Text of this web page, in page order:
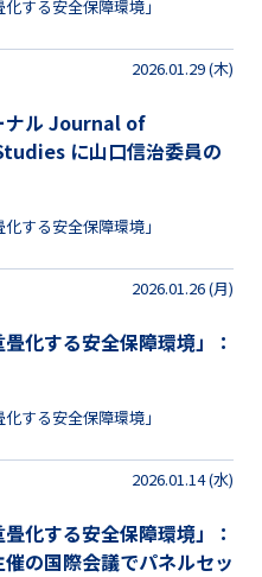
する安全保障環境」
2026.01.29 (木)
ナル Journal of
に山口信治委員の
する安全保障環境」
2026.01.26 (月)
化する安全保障環境」：
する安全保障環境」
2026.01.14 (水)
化する安全保障環境」：
の国際会議でパネルセッ